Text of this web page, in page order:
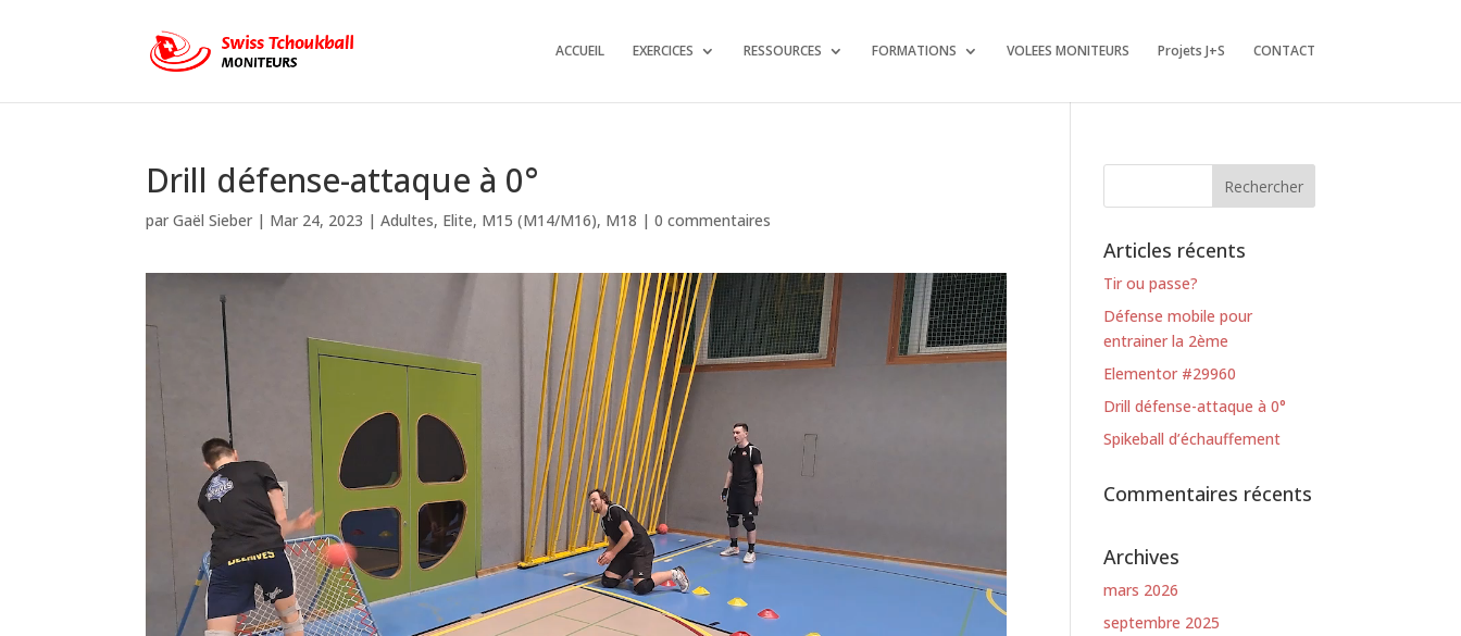
ACCUEIL EXERCICES RESSOURCES FORMATIONS VOLEES MONITEURS Projets J+S CONTACT
Drill défense-attaque à 0°
parGaël Sieber | Mar 24, 2023 |Adultes, Elite, M15 (M14/M16), M18 |0 commentaires
Articles récents
Tir ou passe?
Défense mobile pour
entrainer la 2ème
Elementor #29960
Drill défense-attaque à 0°
Spikeball d’échauffement
Commentaires récents
Archives
mars 2026
septembre 2025